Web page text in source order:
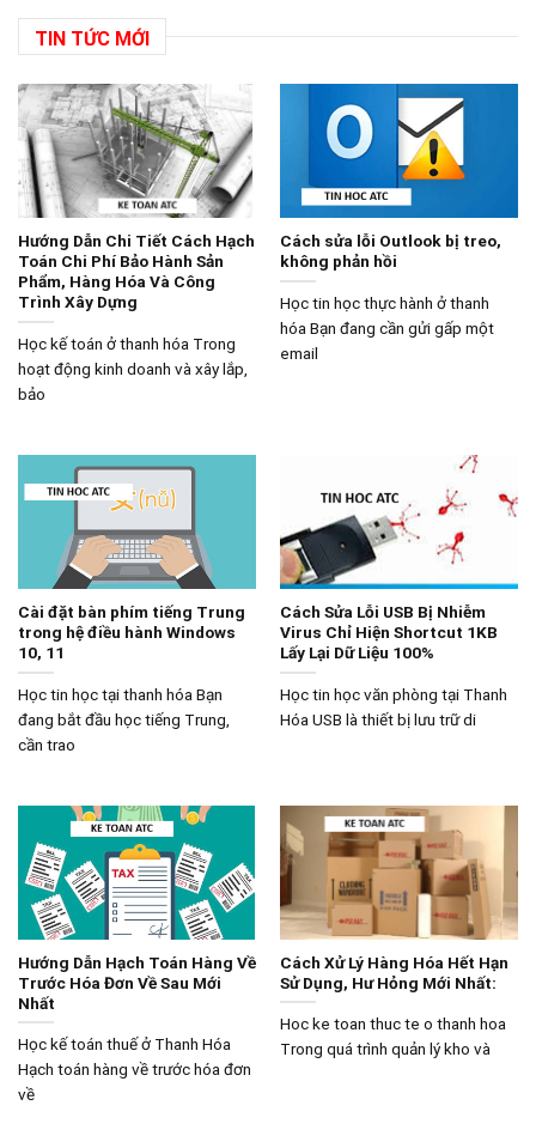
TIN TỨC MỚI
Hướng Dẫn Chi Tiết Cách Hạch
Toán Chi Phí Bảo Hành Sản
Phẩm, Hàng Hóa Và Công
Trình Xây Dựng
Học kế toán ở thanh hóa Trong
hoạt động kinh doanh và xây lắp,
bảo
Cách sửa lỗi Outlook bị treo,
không phản hồi
Học tin học thực hành ở thanh
hóa Bạn đang cần gửi gấp một
email
Cài đặt bàn phím tiếng Trung
trong hệ điều hành Windows
10, 11
Học tin học tại thanh hóa Bạn
đang bắt đầu học tiếng Trung,
cần trao
Cách Sửa Lỗi USB Bị Nhiễm
Virus Chỉ Hiện Shortcut 1KB
Lấy Lại Dữ Liệu 100%
Học tin học văn phòng tại Thanh
Hóa USB là thiết bị lưu trữ di
Hướng Dẫn Hạch Toán Hàng Về
Trước Hóa Đơn Về Sau Mới
Nhất
Học kế toán thuế ở Thanh Hóa
Hạch toán hàng về trước hóa đơn
về
Cách Xử Lý Hàng Hóa Hết Hạn
Sử Dụng, Hư Hỏng Mới Nhất:
Hoc ke toan thuc te o thanh hoa
Trong quá trình quản lý kho và